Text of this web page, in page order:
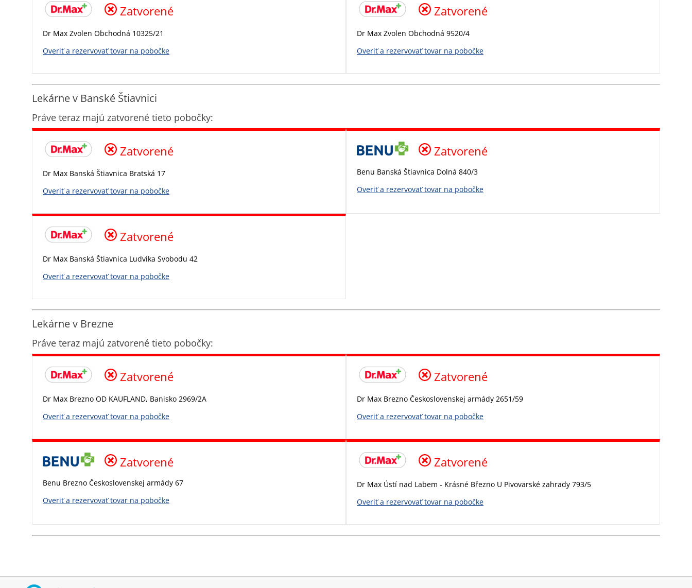
Zatvorené
Dr Max Zvolen Obchodná 10325/21
Overiť a rezervovať tovar na pobočke
Zatvorené
Dr Max Zvolen Obchodná 9520/4
Overiť a rezervovať tovar na pobočke
Lekárne v Banské Štiavnici
Práve teraz majú zatvorené tieto pobočky:
Zatvorené
Dr Max Banská Štiavnica Bratská 17
Overiť a rezervovať tovar na pobočke
Zatvorené
Benu Banská Štiavnica Dolná 840/3
Overiť a rezervovať tovar na pobočke
Zatvorené
Dr Max Banská Štiavnica Ludvika Svobodu 42
Overiť a rezervovať tovar na pobočke
Lekárne v Brezne
Práve teraz majú zatvorené tieto pobočky:
Zatvorené
Dr Max Brezno OD KAUFLAND, Banisko 2969/2A
Overiť a rezervovať tovar na pobočke
Zatvorené
Dr Max Brezno Československej armády 2651/59
Overiť a rezervovať tovar na pobočke
Zatvorené
Benu Brezno Československej armády 67
Overiť a rezervovať tovar na pobočke
Zatvorené
Dr Max Ústí nad Labem - Krásné Březno U Pivovarské zahrady 793/5
Overiť a rezervovať tovar na pobočke